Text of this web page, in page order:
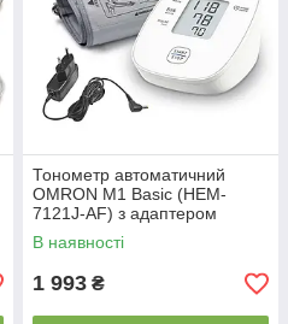
Тонометр автоматичний
OMRON M1 Basic (HEM-
7121J-AF) з адаптером
В наявності
1 993 ₴